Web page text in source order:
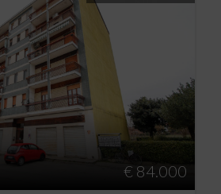
€ 84.000